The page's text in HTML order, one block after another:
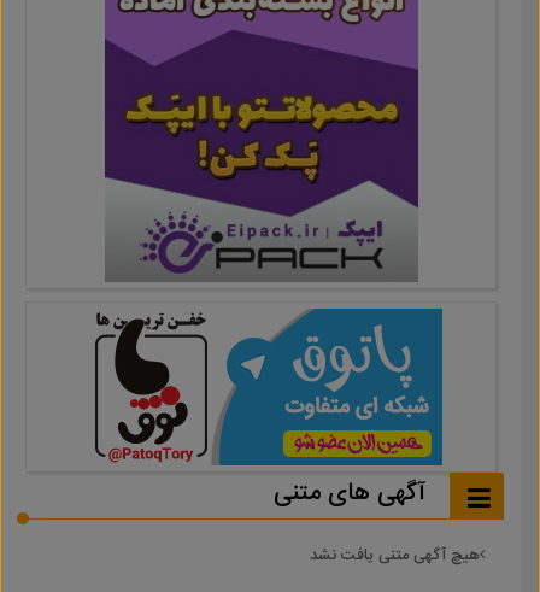
آگهی های متنی
هیچ آگهی متنی یافت نشد